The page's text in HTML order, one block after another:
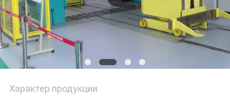
Характер продукции